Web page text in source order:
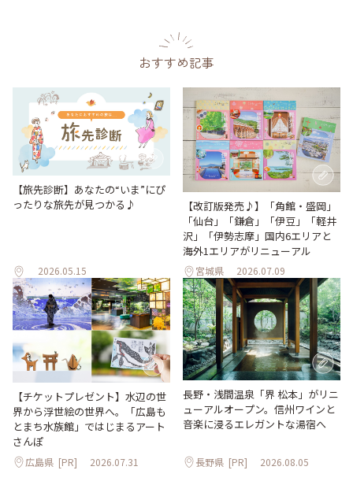
おすすめ記事
【旅先診断】あなたの“いま”にぴ
ったりな旅先が見つかる♪
2026.05.15
【改訂版発売♪】「角館・盛岡」
「仙台」「鎌倉」「伊豆」「軽井
沢」「伊勢志摩」国内6エリアと
海外1エリアがリニューアル
宮城県 2026.07.09
【チケットプレゼント】水辺の世
界から浮世絵の世界へ。「広島も
とまち水族館」ではじまるアート
さんぽ
広島県 [PR] 2026.07.31
長野・浅間温泉「界 松本」がリニ
ューアルオープン。信州ワインと
音楽に浸るエレガントな湯宿へ
長野県 [PR] 2026.08.05